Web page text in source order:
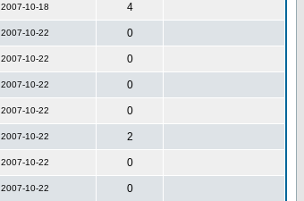
2007-10-18 4
2007-10-22 0
2007-10-22 0
2007-10-22 0
2007-10-22 0
2007-10-22 2
2007-10-22 0
2007-10-22 0